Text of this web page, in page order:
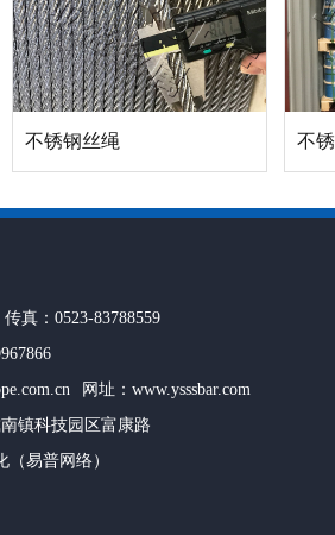
不锈钢丝绳
不
真：0523-83788559
网址： www.ysssbar.com
镇科技园区富康路
（易普网络）